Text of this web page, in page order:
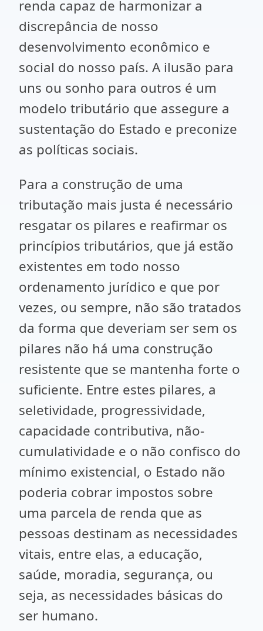
renda capaz de harmonizar a
discrepância de nosso
desenvolvimento econômico e
social do nosso país. A ilusão para
uns ou sonho para outros é um
modelo tributário que assegure a
sustentação do Estado e preconize
as políticas sociais.
Para a construção de uma
tributação mais justa é necessário
resgatar os pilares e reafirmar os
princípios tributários, que já estão
existentes em todo nosso
ordenamento jurídico e que por
vezes, ou sempre, não são tratados
da forma que deveriam ser sem os
pilares não há uma construção
resistente que se mantenha forte o
suficiente. Entre estes pilares, a
seletividade, progressividade,
capacidade contributiva, não-
cumulatividade e o não confisco do
mínimo existencial, o Estado não
poderia cobrar impostos sobre
uma parcela de renda que as
pessoas destinam as necessidades
vitais, entre elas, a educação,
saúde, moradia, segurança, ou
seja, as necessidades básicas do
ser humano.